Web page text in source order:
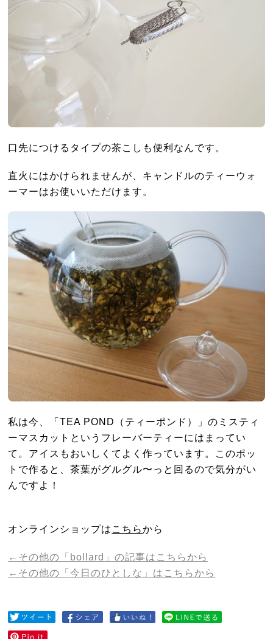
口先につけるタイプの茶こしも便利なんです。
直火にはかけられませんが、キャンドルのティーウォ
ーマーはお使いいただけます。
私は今、「TEA POND（ティーポンド）」のミスティ
ーマスカットというフレーバーティーにはまってい
て。アイスもおいしくてよく作っています。このポッ
トで作ると、茶葉がグルグル〜っと回るので気分がい
んですよ！
オンラインショップは こちらから
←その他の「bollard」の記事はこちらから
←その他の「今日のひとしな」はこちらから